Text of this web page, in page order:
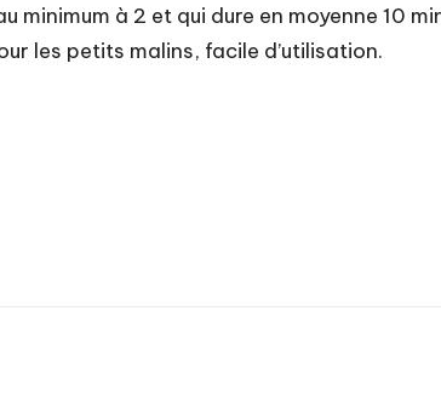
minimum à 2 et qui dure en moyenne 10
les petits malins, facile d’utilisation.